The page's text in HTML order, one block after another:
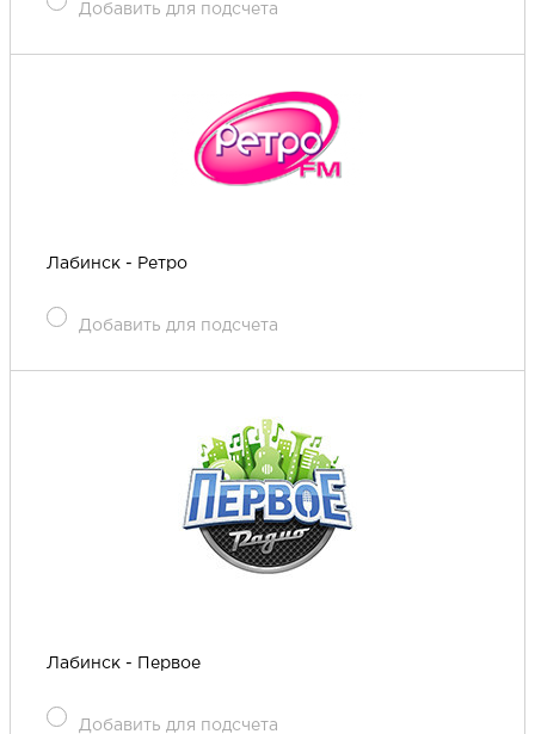
Добавить для подсчета
Лабинск - Ретро
Добавить для подсчета
Лабинск - Первое
Добавить для подсчета